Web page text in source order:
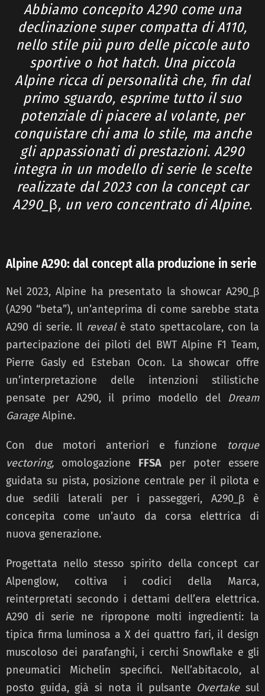
Abbiamo concepito A290 come una
declinazione super compatta di A110,
nello stile più puro delle piccole auto
sportive o hot hatch. Una piccola
Alpine ricca di personalità che, fin dal
primo sguardo, esprime tutto il suo
potenziale di piacere al volante, per
conquistare chi ama lo stile, ma anche
gli appassionati di prestazioni. A290
integra in un modello di serie le scelte
realizzate dal 2023 con la concept car
A290_ β, un vero concentrato di Alpine.
Alpine A290: dal concept alla produzione in serie
Nel 2023, Alpine ha presentato la showcar A290_β
(A290 “beta”), un’anteprima di come sarebbe stata
A290 di serie. Il revealè stato spettacolare, con la
partecipazione dei piloti del BWT Alpine F1 Team,
Pierre Gasly ed Esteban Ocon. La showcar offre
un’interpretazione delle intenzioni stilistiche
pensate per A290, il primo modello del Dream
GarageAlpine.
Con due motori anteriori e funzione torque
vectoring, omologazione FFSA per poter essere
guidata su pista, posizione centrale per il pilota e
due sedili laterali per i passeggeri, A290_β è
concepita come un’auto da corsa elettrica di
nuova generazione.
Progettata nello stesso spirito della concept car
Alpenglow, coltiva i codici della Marca,
reinterpretati secondo i dettami dell’era elettrica.
A290 di serie ne ripropone molti ingredienti: la
tipica firma luminosa a X dei quattro fari, il design
muscoloso dei parafanghi, i cerchi Snowflake e gli
pneumatici Michelin specifici. Nell’abitacolo, al
posto guida, già si nota il pulsante Overtake sul